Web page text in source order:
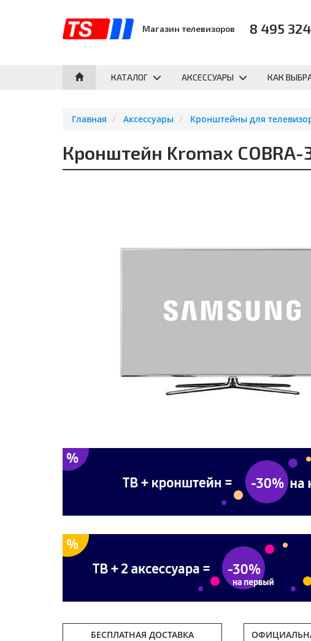
Магазин телевизоров 8 495
КАТАЛОГ АКСЕССУАРЫ КАК
Главная Аксессуары Кронштейны для
Кронштейн Kromax COBRA-
БЕСПЛАТНАЯ ДОСТАВКА